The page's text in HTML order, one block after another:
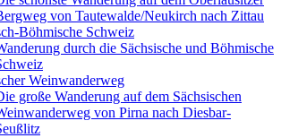
von Tautewalde/Neukirch nach Zittau
Böhmische Schweiz
durch die Sächsische und Böhmische
Weinwanderweg
große Wanderung auf dem Sächsischen
von Pirna nach Diesbar-